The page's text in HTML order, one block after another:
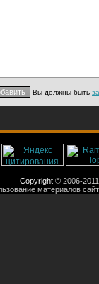
Вы должны быть
Copyright © 2006-
материалов